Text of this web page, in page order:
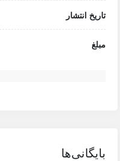
تاریخ انتشار
مبلغ
بایگانی‌ها